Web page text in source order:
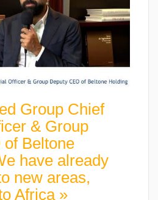
Group Chief
& Group
of Beltone
have already
new areas,
Africa »